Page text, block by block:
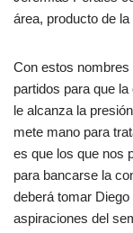
área, producto de
Con estos nombres
partidos para que
le alcanza la
mete mano para
es que los que nos
para bancarse la
deberá tomar
aspiraciones del